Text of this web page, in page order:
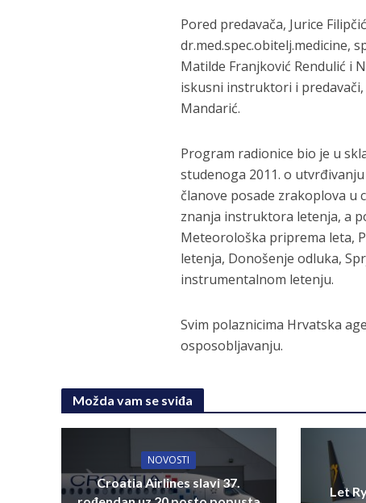
Pored predavača, Jurice
dr.med.spec.obitelj.medicine,
Matilde Franjković Rendulić i
iskusni instruktori i
Mandarić.
Program radionice bio je u
studenoga 2011. o
članove posade zrakoplova u
znanja instruktora letenja, a
Meteorološka priprema leta,
letenja, Donošenje odluka,
instrumentalnom letenju.
Svim polaznicima Hrvatska
osposobljavanju.
Možda vam se sviđa
NOVOSTI
Croatia Airlines slavi 37.
Let